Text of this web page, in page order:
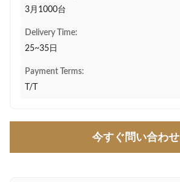
3月1000台
Delivery Time:
25~35日
Payment Terms:
T/T
今すぐ問い合わせ